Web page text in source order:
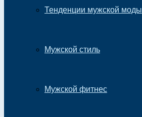
Тенденции мужской моды
Мужской стиль
Мужской фитнес